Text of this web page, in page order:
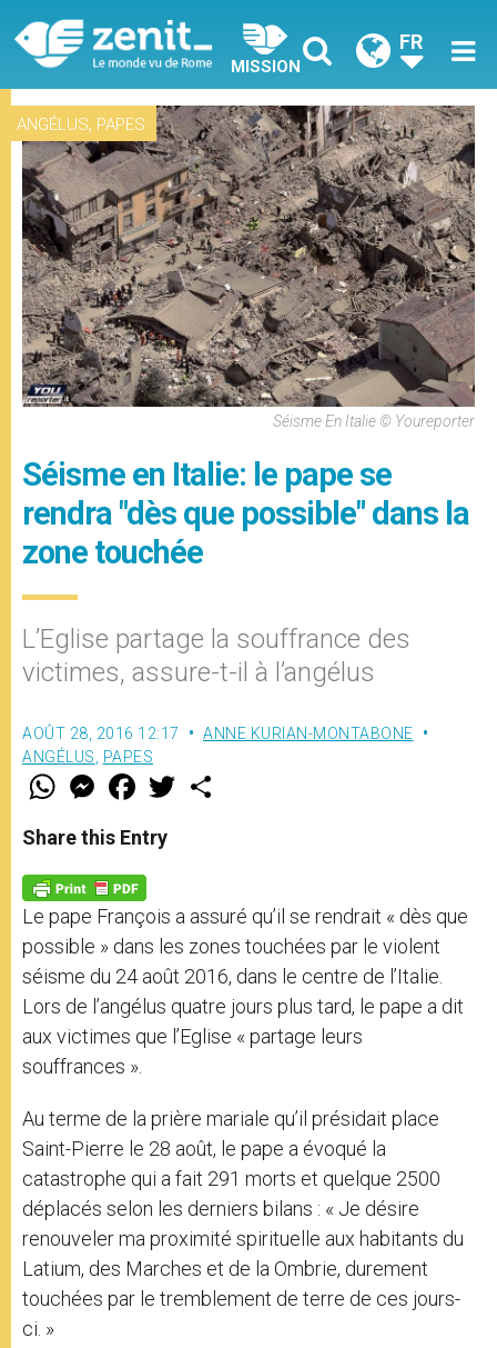
MISSION
FR
ANGÉLUS, PAPES
Séisme En Italie © Youreporter
Séisme en Italie: le pape se
rendra "dès que possible" dans la
zone touchée
L’Eglise partage la souffrance des
victimes, assure-t-il à l’angélus
AOÛT 28, 2016 12:17
ANNE KURIAN-MONTABONE
ANGÉLUS
PAPES
W
t
s
p
p
M
e
s
e
g
e
r
F
a
e
b
o
k
w
Share this Entry
Le pape François a assuré qu’il se rendrait « dès que
possible » dans les zones touchées par le violent
séisme du 24 août 2016, dans le centre de l’Italie.
Lors de l’angélus quatre jours plus tard, le pape a dit
aux victimes que l’Eglise « partage leurs
souffrances ».
Au terme de la prière mariale qu’il présidait place
Saint-Pierre le 28 août, le pape a évoqué la
catastrophe qui a fait 291 morts et quelque 2500
déplacés selon les derniers bilans : « Je désire
renouveler ma proximité spirituelle aux habitants du
Latium, des Marches et de la Ombrie, durement
touchées par le tremblement de terre de ces jours-
ci. »